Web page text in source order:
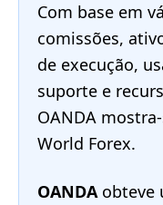
Com base em
comissões,
de execução,
suporte e
OANDA
World Forex.
OANDAobteve